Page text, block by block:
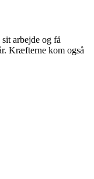
arbejde og få
Kræfterne kom også